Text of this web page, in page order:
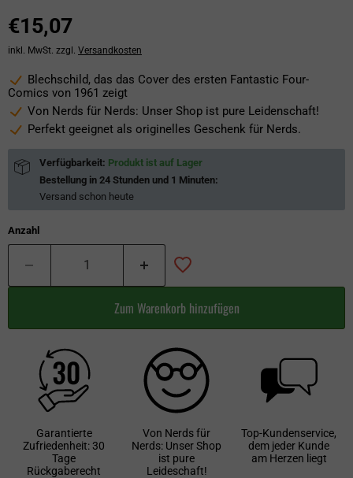
€15,07
inkl. MwSt. zzgl. Versandkosten
Blechschild, das das Cover des ersten Fantastic Four-
Comics von 1961 zeigt
Von Nerds für Nerds: Unser Shop ist pure Leidenschaft!
Perfekt geeignet als originelles Geschenk für Nerds.
Verfügbarkeit: Produkt ist auf Lager
Bestellung in 24 Stunden und 1 Minuten:
Versand schon heute
Anzahl
Zum Warenkorb hinzufügen
Garantierte
Zufriedenheit: 30
Tage
Rückgaberecht
Von Nerds für
Nerds: Unser Shop
ist pure
Leideschaft!
Top-Kundenservice,
dem jeder Kunde
am Herzen liegt